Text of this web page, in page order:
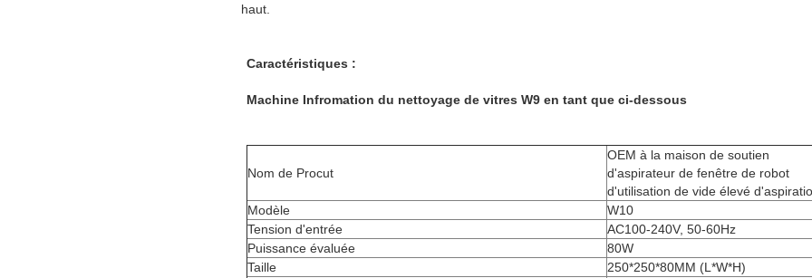
haut.
Caractéristiques :
Machine Infromation du nettoyage de vitres W9 en tant que ci-dessous
Nom de Procut
OEM à la maison de soutien
d'aspirateur de fenêtre de robot
d'utilisation de vide élevé
Modèle
W10
Tension d'entrée
AC100-240V, 50-60Hz
Puissance évaluée
80W
Taille
250*250*80MM (L*W*H)